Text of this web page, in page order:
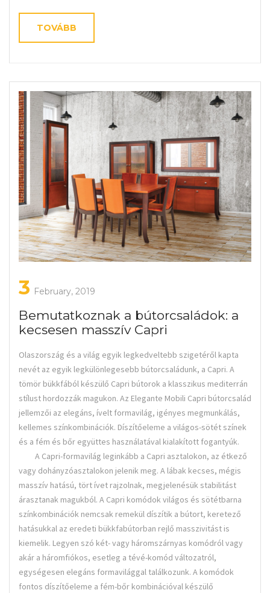
TOVÁBB
3 February, 2019
Bemutatkoznak a bútorcsaládok: a
kecsesen masszív Capri
Olaszország és a világ egyik legkedveltebb szigetéről kapta
nevét az egyik legkülönlegesebb bútorcsaládunk, a Capri. A
tömör bükkfából készülő Capri bútorok a klasszikus mediterrán
stílust hordozzák magukon. Az Elegante Mobili Capri bútorcsalád
jellemzői az elegáns, ívelt formavilág, igényes megmunkálás,
kellemes színkombinációk. Díszítőeleme a világos-sötét színek
és a fém és bőr együttes használatával kialakított fogantyúk.
A Capri-formavilág leginkább a Capri asztalokon, az étkező
vagy dohányzóasztalokon jelenik meg. A lábak kecses, mégis
masszív hatású, tört ívet rajzolnak, megjelenésük stabilitást
árasztanak magukból. A Capri komódok világos és sötétbarna
színkombinációk nemcsak remekül díszítik a bútort, keretező
hatásukkal az eredeti bükkfabútorban rejlő masszivitást is
kiemelik. Legyen szó két- vagy háromszárnyas komódról vagy
akár a háromfiókos, esetleg a tévé-komód változatról,
egységesen elegáns formavilággal találkozunk. A komódok
fontos díszítőeleme a fém-bőr kombinációval készülő